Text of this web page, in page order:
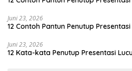
Juni 23, 2026
12 Contoh Pantun Penutup
Juni 23, 2026
12 Kata-kata Penutup Presentasi